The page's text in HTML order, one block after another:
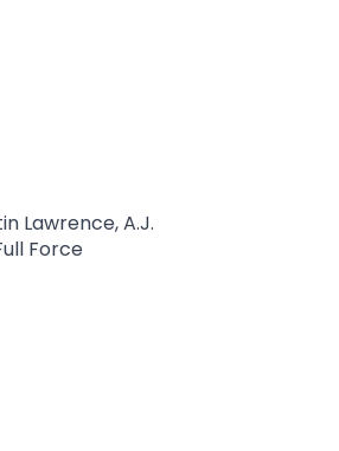
Lawrence, A.J.
Force